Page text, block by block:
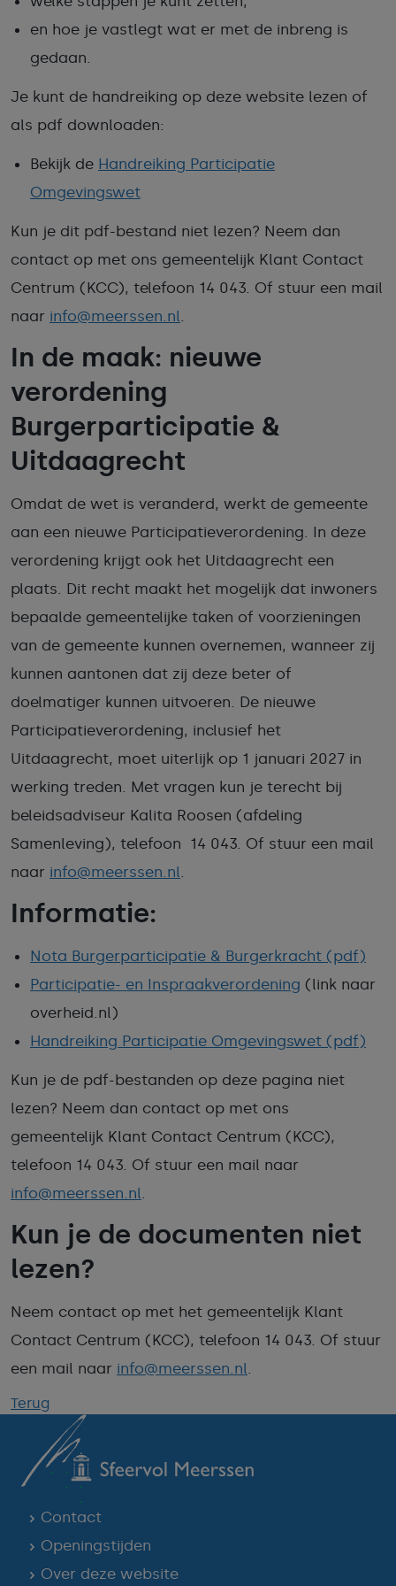
en hoe je vastlegt wat er met de inbreng is
gedaan.
Je kunt de handreiking op deze website lezen of
als pdf downloaden:
Bekijk de Handreiking Participatie
Omgevingswet
Kun je dit pdf-bestand niet lezen? Neem dan
contact op met ons gemeentelijk Klant Contact
Centrum (KCC), telefoon 14 043. Of stuur een mail
naar info@meerssen.nl.
In de maak: nieuwe
verordening
Burgerparticipatie &
Uitdaagrecht
Omdat de wet is veranderd, werkt de gemeente
aan een nieuwe Participatieverordening. In deze
verordening krijgt ook het Uitdaagrecht een
plaats. Dit recht maakt het mogelijk dat inwoners
bepaalde gemeentelijke taken of voorzieningen
van de gemeente kunnen overnemen, wanneer zij
kunnen aantonen dat zij deze beter of
doelmatiger kunnen uitvoeren. De nieuwe
Participatieverordening, inclusief het
Uitdaagrecht, moet uiterlijk op 1 januari 2027 in
werking treden. Met vragen kun je terecht bij
beleidsadviseur Kalita Roosen (afdeling
Samenleving), telefoon 14 043. Of stuur een mail
naar info@meerssen.nl.
Informatie:
Nota Burgerparticipatie & Burgerkracht (pdf)
Participatie- en Inspraakverordening (link naar
overheid.nl)
Handreiking Participatie Omgevingswet (pdf)
Kun je de pdf-bestanden op deze pagina niet
lezen? Neem dan contact op met ons
gemeentelijk Klant Contact Centrum (KCC),
telefoon 14 043. Of stuur een mail naar
info@meerssen.nl.
Kun je de documenten niet
lezen?
Neem contact op met het gemeentelijk Klant
Contact Centrum (KCC), telefoon 14 043. Of stuur
een mail naar info@meerssen.nl.
Terug
Contact
Openingstijden
Over deze website